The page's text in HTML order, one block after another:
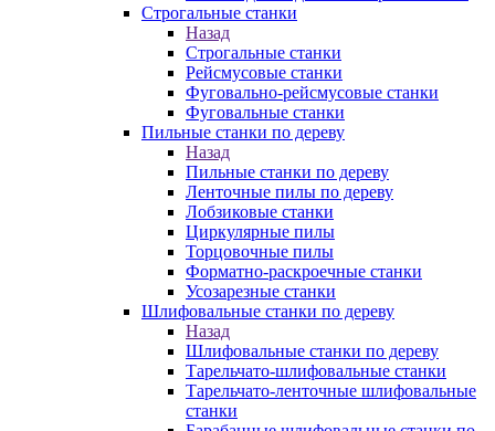
Строгальные станки
Назад
Строгальные станки
Рейсмусовые станки
Фуговально-рейсмусовые станки
Фуговальные станки
Пильные станки по дереву
Назад
Пильные станки по дереву
Ленточные пилы по дереву
Лобзиковые станки
Циркулярные пилы
Торцовочные пилы
Форматно-раскроечные станки
Усозарезные станки
Шлифовальные станки по дереву
Назад
Шлифовальные станки по дереву
Тарельчато-шлифовальные станки
Тарельчато-ленточные шлифовальные
станки